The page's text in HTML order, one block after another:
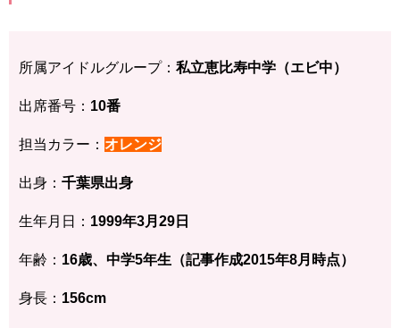
所属アイドルグループ： 私立恵比寿中学（エビ中）
出席番号： 10番
担当カラー： オレンジ
出身： 千葉県出身
生年月日： 1999年3月29 日
年齢： 16歳、中学5年生（記事作成2015年8月時点）
身長： 156cm